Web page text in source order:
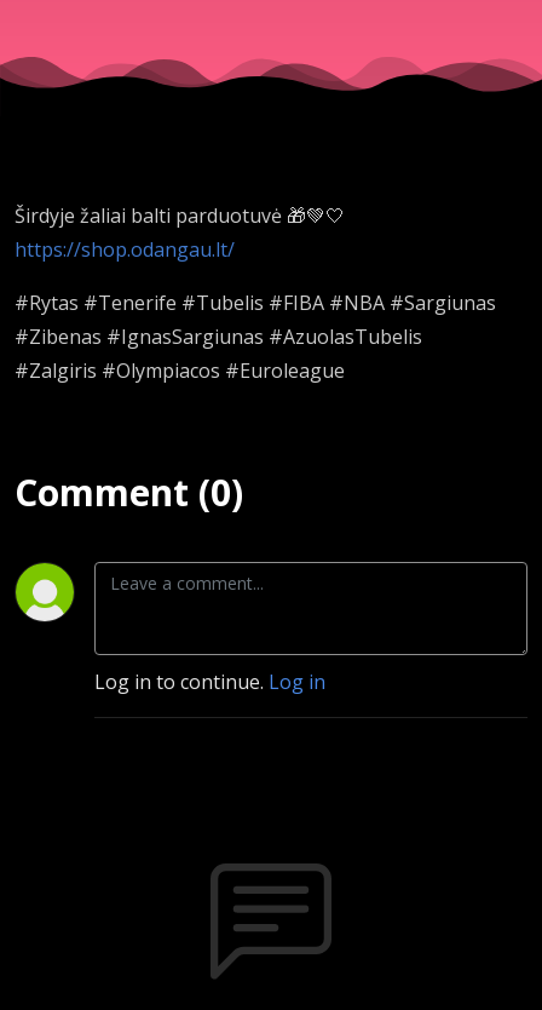
O, Sportas
Širdyje žaliai balti parduotuvė 🎁💚🤍
https://shop.odangau.lt/
#Rytas #Tenerife #Tubelis #FIBA #NBA #Sargiunas
#Zibenas #IgnasSargiunas #AzuolasTubelis
#Zalgiris #Olympiacos #Euroleague
Comment (0)
Log in to continue. Log in